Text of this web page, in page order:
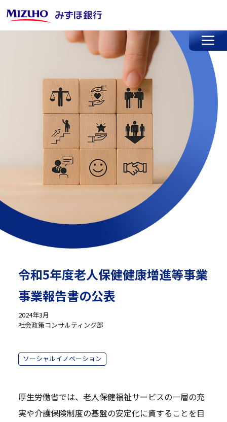
令和5年度老人保健健康増進等事業
事業報告書の公表
2024年3月
社会政策コンサルティング部
ソーシャルイノベーション
厚生労働省では、老人保健福祉サービスの一層の充
実や介護保険制度の基盤の安定化に資することを目